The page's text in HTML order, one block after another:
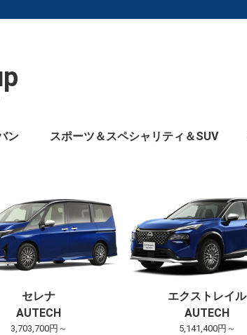
ン スポーツ＆スペシャリティ＆SUV
セレナ
AUTECH
3,703,700円～
エクストレイル
AUTECH
5,141,400円～